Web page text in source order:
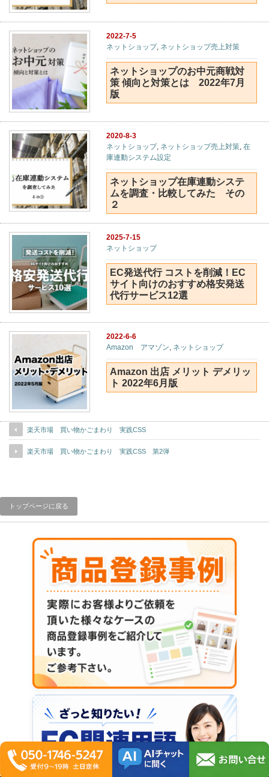
2022-7-5
ネットショップ, ネットショップ売上対策
ネットショップのお中元商戦対
策 傾向と対策とは 2022年7月
版
2020-8-3
ネットショップ, ネットショップ売上対策 ,在
庫連動システム設定
ネットショップ在庫連動システ
ムを調査・比較してみた その
２
2025-7-15
ネットショップ
EC発送代行 コストを削減！EC
サイト向けのおすすめ格安発送
代行サービス12選
2022-6-6
Amazon アマゾン, ネットショップ
Amazon 出店 メリット デメリッ
ト 2022年6月版
楽天市場 買い物かごまわり 実践CSS
楽天市場 買い物かごまわり 実践CSS 第2弾
トップページに戻る